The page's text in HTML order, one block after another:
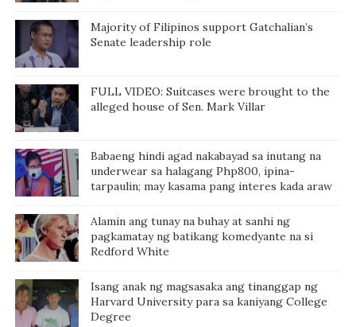
Majority of Filipinos support Gatchalian’s
Senate leadership role
FULL VIDEO: Suitcases were brought to the
alleged house of Sen. Mark Villar
Babaeng hindi agad nakabayad sa inutang na
underwear sa halagang Php800, ipina-
tarpaulin; may kasama pang interes kada araw
Alamin ang tunay na buhay at sanhi ng
pagkamatay ng batikang komedyante na si
Redford White
Isang anak ng magsasaka ang tinanggap ng
Harvard University para sa kaniyang College
Degree